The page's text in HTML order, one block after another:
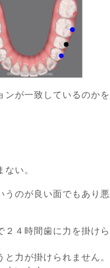
ンが一致しているのかを
い。
うのが良い面でもあり悪
２４時間歯に力を掛けら
力が掛けられません。